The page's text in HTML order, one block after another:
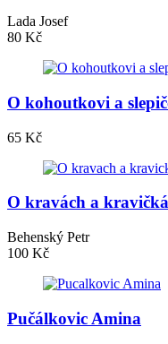
Lada Josef
80 Kč
O kohoutkovi a
65 Kč
O kravách a
Behenský Petr
100 Kč
Pučálkovic Amina